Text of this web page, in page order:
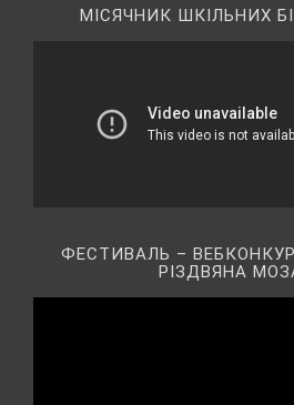
МІСЯЧНИК ШКІЛЬНИХ
ФЕСТИВАЛЬ –
РІЗДВЯНА